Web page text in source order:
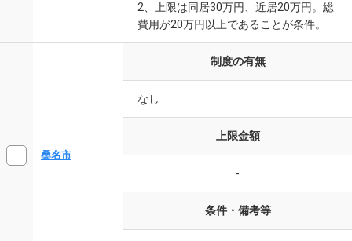
2、上限は同居30万円、近居20万円。総
費用が20万円以上であることが条件。
桑名市
制度の有無
なし
上限金額
-
条件・備考等